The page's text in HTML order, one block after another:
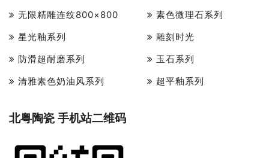
无限精雕连纹800×800
星光釉系列
防滑超耐磨系列
清雅素色奶油风系列
素色微理石系列
雕刻时光
玉石系列
超平釉系列
北粤陶瓷 手机站二维码